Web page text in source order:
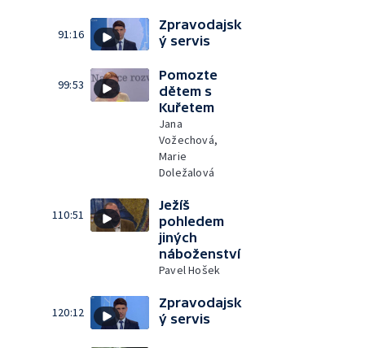
91:16
Zpravodajsk
ý servis
99:53
Pomozte
dětem s
Kuřetem
Jana
Vožechová,
Marie
Doležalová
110:51
Ježíš
pohledem
jiných
náboženství
Pavel Hošek
120:12
Zpravodajsk
ý servis